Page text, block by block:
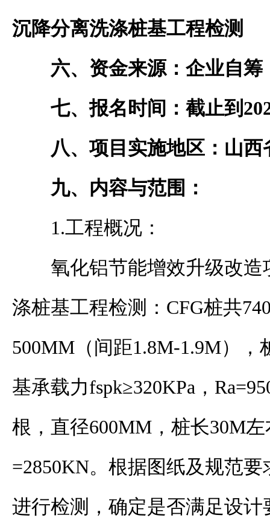
沉降分离洗涤桩基工程检测
六、资金来源：企业自筹
七、报名时间： 截止到
八、项目实施地区： 山西
九、 内容与范围 ：
1.工程概况：
氧化铝节能增效升级改
涤桩基工程检测： CFG桩共
500MM（间距1.8M-1.9M），
基承载力fspk≥320KPa，
根，直径600MM，桩长30M
=2850KN。根据图纸及规范
进行检测，确定是否满足设计